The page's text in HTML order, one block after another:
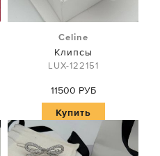
Celine
Клипсы
LUX-122151
11500 РУБ
Купить